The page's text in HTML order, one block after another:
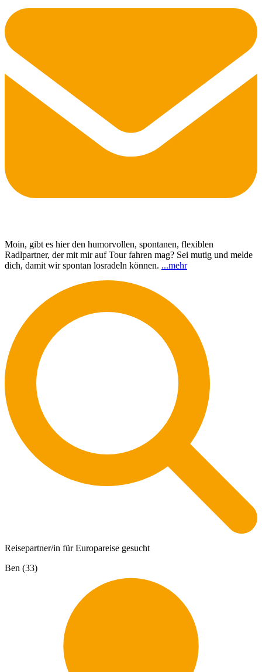
Moin, gibt es hier den humorvollen, spontanen, flexiblen
Radlpartner, der mit mir auf Tour fahren mag? Sei mutig und melde
dich, damit wir spontan losradeln können. ...mehr
Reisepartner/in für Europareise gesucht
Ben (33)